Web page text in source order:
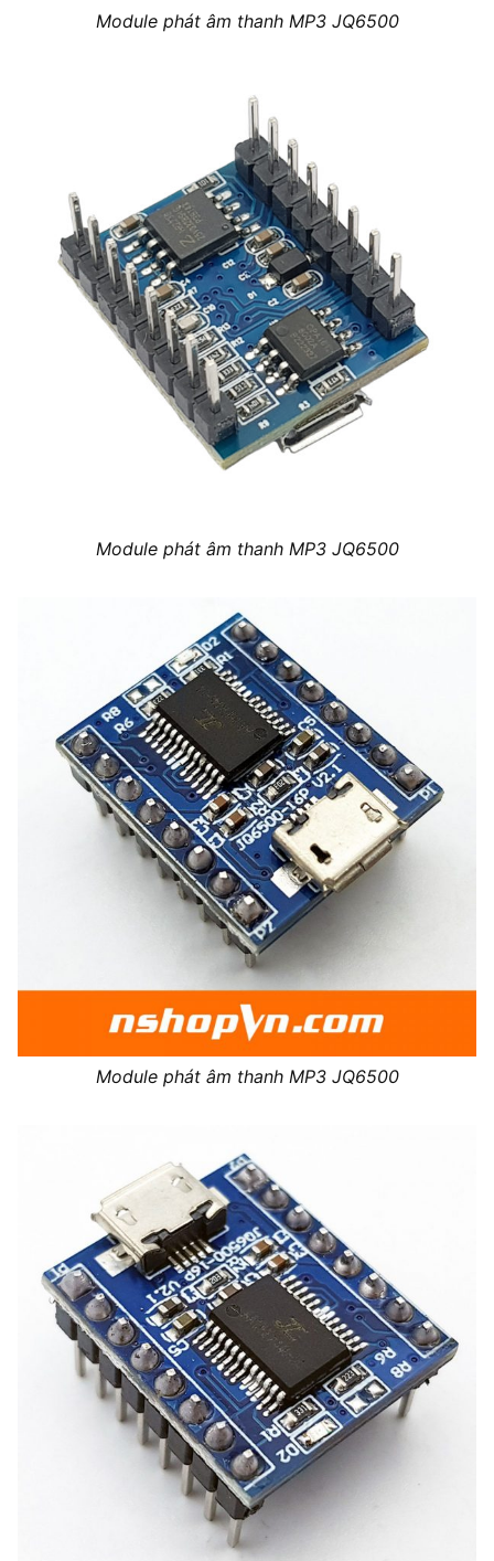
Module phát âm thanh MP3 JQ6500
Module phát âm thanh MP3 JQ6500
Module phát âm thanh MP3 JQ6500